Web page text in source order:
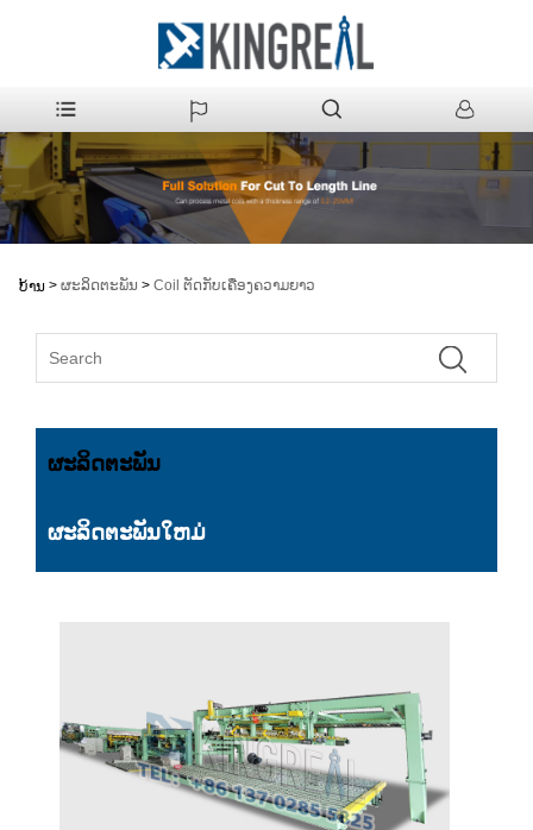
ບ້ານ > ຜະລິດຕະພັນ > Coil ຕັດກັບເຄື່ອງຄວາມຍາວ
ຜະລິດຕະພັນ
ຜະລິດຕະພັນໃຫມ່